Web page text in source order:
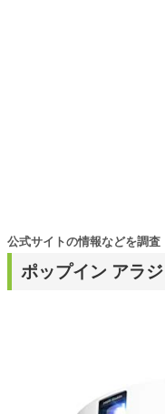
ポップイン アラ
公式サイトの情報などを調査